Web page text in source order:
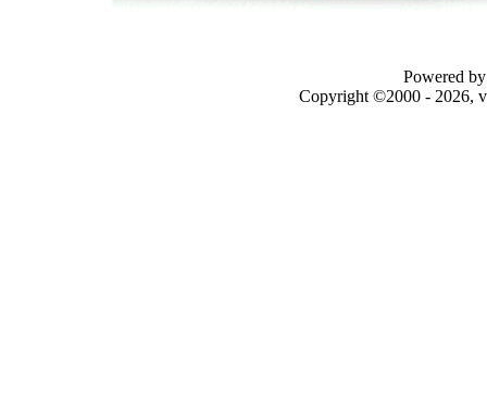
Powered
Copyright ©2000 - 2026,